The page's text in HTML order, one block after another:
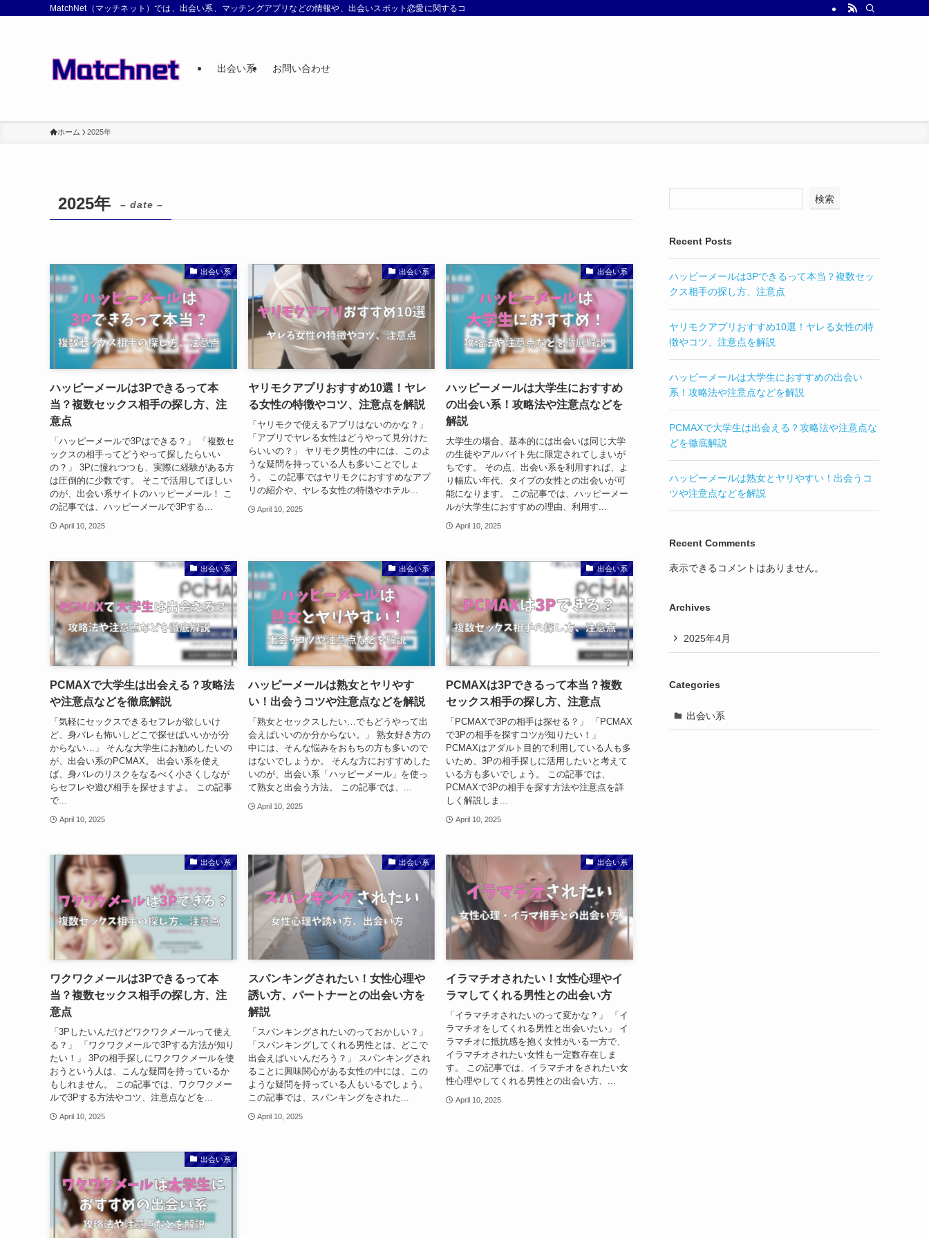
MatchNet（マッチネット）では、出会い系、マッチングアプリなどの情報や、出会いスポット恋愛に関するコラムを配信しています。
出会い系 お問い合わせ
ホーム 2025年
2025年 – date –
出会い系
ハッピーメールは3Pできるって本
当？複数セックス相手の探し方、注
意点
「ハッピーメールで3Pはできる？」 「複数セ
ックスの相手ってどうやって探したらいい
の？」 3Pに憧れつつも、実際に経験がある方
は圧倒的に少数です。 そこで活用してほしい
のが、出会い系サイトのハッピーメール！ こ
の記事では、ハッピーメールで3Pする...
April 10, 2025
出会い系
ヤリモクアプリおすすめ10選！ヤレ
る女性の特徴やコツ、注意点を解説
「ヤリモクで使えるアプリはないのかな？」
「アプリでヤレる女性はどうやって見分けた
らいいの？」 ヤリモク男性の中には、このよ
うな疑問を持っている人も多いことでしょ
う。 この記事ではヤリモクにおすすめなアプ
リの紹介や、ヤレる女性の特徴やホテル...
April 10, 2025
出会い系
ハッピーメールは大学生におすすめ
の出会い系！攻略法や注意点などを
解説
大学生の場合、基本的には出会いは同じ大学
の生徒やアルバイト先に限定されてしまいが
ちです。 その点、出会い系を利用すれば、よ
り幅広い年代、タイプの女性との出会いが可
能になります。 この記事では、ハッピーメー
ルが大学生におすすめの理由、利用す...
April 10, 2025
出会い系
PCMAXで大学生は出会える？攻略法
や注意点などを徹底解説
「気軽にセックスできるセフレが欲しいけ
ど、身バレも怖いしどこで探せばいいかが分
からない…」 そんな大学生にお勧めしたいの
が、出会い系のPCMAX。 出会い系を使え
ば、身バレのリスクをなるべく小さくしなが
らセフレや遊び相手を探せますよ。 この記事
で...
April 10, 2025
出会い系
ハッピーメールは熟女とヤリやす
い！出会うコツや注意点などを解説
「熟女とセックスしたい…でもどうやって出
会えばいいのか分からない。」 熟女好き方の
中には、そんな悩みをおもちの方も多いので
はないでしょうか。 そんな方におすすめした
いのが、出会い系「ハッピーメール」を使っ
て熟女と出会う方法。 この記事では、...
April 10, 2025
出会い系
PCMAXは3Pできるって本当？複数
セックス相手の探し方、注意点
「PCMAXで3Pの相手は探せる？」 「PCMAX
で3Pの相手を探すコツが知りたい！」
PCMAXはアダルト目的で利用している人も多
いため、3Pの相手探しに活用したいと考えて
いる方も多いでしょう。 この記事では、
PCMAXで3Pの相手を探す方法や注意点を詳
しく解説しま...
April 10, 2025
出会い系
ワクワクメールは3Pできるって本
当？複数セックス相手の探し方、注
意点
「3Pしたいんだけどワクワクメールって使え
る？」 「ワクワクメールで3Pする方法が知り
たい！」 3Pの相手探しにワクワクメールを使
おうという人は、こんな疑問を持っているか
もしれません。 この記事では、ワクワクメー
ルで3Pする方法やコツ、注意点などを...
April 10, 2025
出会い系
スパンキングされたい！女性心理や
誘い方、パートナーとの出会い方を
解説
「スパンキングされたいのっておかしい？」
「スパンキングしてくれる男性とは、どこで
出会えばいいんだろう？」 スパンキングされ
ることに興味関心がある女性の中には、この
ような疑問を持っている人もいるでしょう。
この記事では、スパンキングをされた...
April 10, 2025
出会い系
イラマチオされたい！女性心理やイ
ラマしてくれる男性との出会い方
「イラマチオされたいのって変かな？」 「イ
ラマチオをしてくれる男性と出会いたい」 イ
ラマチオに抵抗感を抱く女性がいる一方で、
イラマチオされたい女性も一定数存在しま
す。 この記事では、イラマチオをされたい女
性心理やしてくれる男性との出会い方、...
April 10, 2025
出会い系
検索
Recent Posts
ハッピーメールは3Pできるって本当？複数セッ
クス相手の探し方、注意点
ヤリモクアプリおすすめ10選！ヤレる女性の特
徴やコツ、注意点を解説
ハッピーメールは大学生におすすめの出会い
系！攻略法や注意点などを解説
PCMAXで大学生は出会える？攻略法や注意点な
どを徹底解説
ハッピーメールは熟女とヤリやすい！出会うコ
ツや注意点などを解説
Recent Comments
表示できるコメントはありません。
Archives
2025年4月
Categories
出会い系